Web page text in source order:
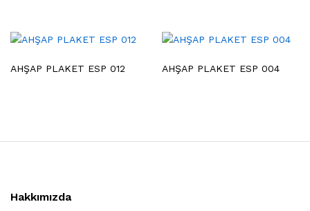
AHŞAP PLAKET ESP 012 AHŞAP PLAKET ESP 004
Hakkımızda